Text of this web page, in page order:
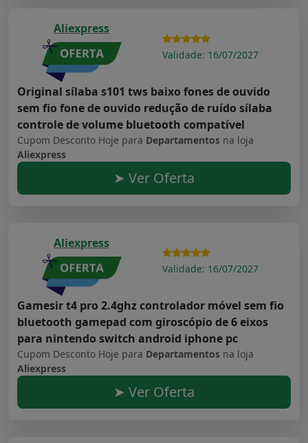
Aliexpress
Validade: 16/07/2027
Original sílaba s101 tws baixo fones de ouvido
sem fio fone de ouvido redução de ruído sílaba
controle de volume bluetooth compatível
Cupom Desconto Hoje para Departamentos na loja
Aliexpress
➤ Ver Oferta
Aliexpress
Validade: 16/07/2027
Gamesir t4 pro 2.4ghz controlador móvel sem fio
bluetooth gamepad com giroscópio de 6 eixos
para nintendo switch android iphone pc
Cupom Desconto Hoje para Departamentos na loja
Aliexpress
➤ Ver Oferta